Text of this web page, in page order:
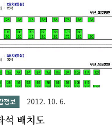
에서 환불 접수가 가능합니다.승차
착역 도착시각 이후에는 환불 신
.ARS 반환은 자동응답시스템
한 반환으로 철도고객센터 상담
반환(전화반환신청)과 다릅니다.
을 환불 하고자 하는 경우 환불 신
위약금이 발생합니다.일반승차권
위약금은 400원입니다.태풍, 홍
로 열차에 승차하지 못한 경우 -..
정보 2012. 10. 6.
배치도